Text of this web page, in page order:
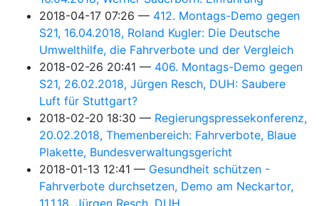
2018-04-17 07:26
412. Montags-Demo gegen
S21, 16.04.2018, Roland Kugler: Die Deutsche
Umwelthilfe, die Fahrverbote und der Vergleich
2018-02-26 20:41
406. Montags-Demo gegen
S21, 26.02.2018, Jürgen Resch, DUH: Saubere
Luft für Stuttgart?
2018-02-20 18:30
Regierungspressekonferenz,
20.02.2018, Themenbereich: Fahrverbote, Blaue
Plakette, Bundesverwaltungsgericht
2018-01-13 12:41
Gesundheit schützen -
Fahrverbote durchsetzen, Demo am Neckartor,
11.1.18, Jürgen Resch, DUH